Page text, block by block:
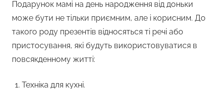
Подарунок мамі на день народження від доньки
може бути не тільки приємним, але і корисним. До
такого роду презентів відносяться ті речі або
пристосування, які будуть використовуватися в
повсякденному житті:
Техніка для кухні.